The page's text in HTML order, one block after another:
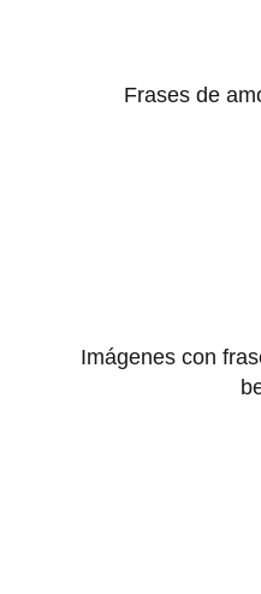
Frases de
Imágenes con